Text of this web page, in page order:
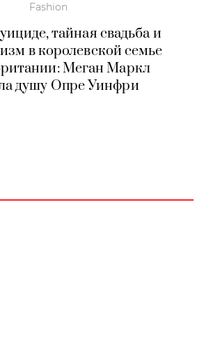
Fashion
тайная свадьба и
в королевской семье
Меган Маркл
душу Опре Уинфри